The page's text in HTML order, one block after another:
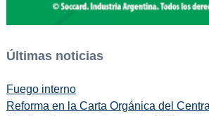
Últimas noticias
Fuego interno
Reforma en la Carta Orgánica del Central